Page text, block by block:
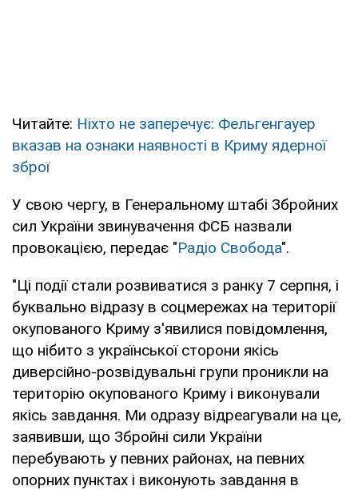
Читайте: Ніхто не заперечує: Фельгенгауер
вказав на ознаки наявності в Криму ядерної
зброї
У свою чергу, в Генеральному штабі Збройних
сил України звинувачення ФСБ назвали
провокацією, передає "Радіо Свобода".
"Ці події стали розвиватися з ранку 7 серпня, і
буквально відразу в соцмережах на території
окупованого Криму з'явилися повідомлення,
що нібито з української сторони якісь
диверсійно-розвідувальні групи проникли на
територію окупованого Криму і виконували
якісь завдання. Ми одразу відреагували на це,
заявивши, що Збройні сили України
перебувають у певних районах, на певних
опорних пунктах і виконують завдання в